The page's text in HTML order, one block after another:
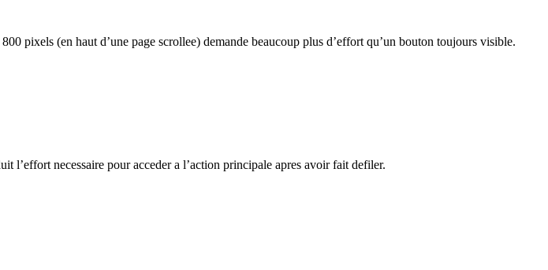
pixels (en haut d’une page scrollee) demande beaucoup plus d’effort qu’un bouton toujours visible.
l’effort necessaire pour acceder a l’action principale apres avoir fait defiler.